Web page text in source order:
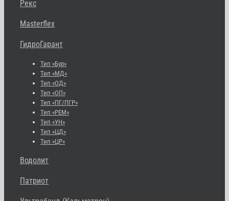
Рекс
Masterflex
ГидроГарант
Тип «Бур»
Тип «МД»
Тип «ОД»
Тип «ОП»
Тип «ПГ/ПГР»
Тип «РЕМ»
Тип «УН»
Тип «ЦД»
Тип «ЦР»
Водолит
Патриот